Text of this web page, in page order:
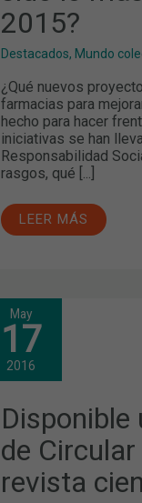
2015?
Destacados, Mundo
¿Qué nuevos
farmacias para
hecho para hacer
iniciativas se han
Responsabilidad
rasgos, qué [...]
LEER MÁS
May
17
2016
Disponible
de
revista
DISPONIBLE
UN
NUEVO
NÚMERO
DE
FARMACÉUTICA,
LA
REVISTA
CIENTÍFICA
DEL
COLEGIO